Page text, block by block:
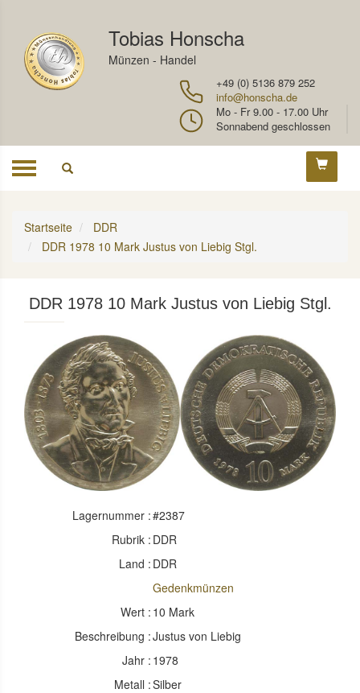
Tobias Honscha
Münzen - Handel
+49 (0) 5136 879 252
info@honscha.de
Mo - Fr 9.00 - 17.00 Uhr
Sonnabend geschlossen
Toggle
Startseite
DDR
DDR 1978 10 Mark Justus von Liebig Stgl.
DDR 1978 10 Mark Justus von Liebig Stgl.
Lagernummer :#2387
Rubrik : DDR
Land : DDR
Gedenkmünzen
Wert : 10 Mark
Beschreibung :Justus von Liebig
Jahr : 1978
Metall :Silber